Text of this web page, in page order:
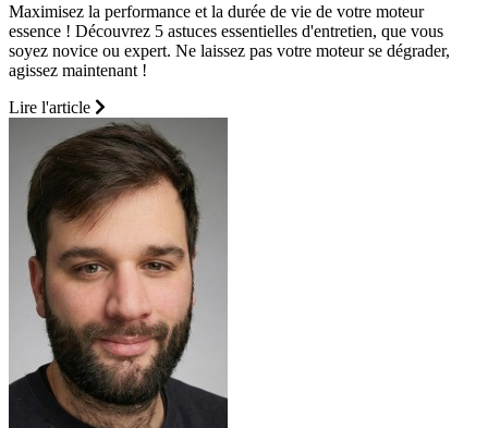
Maximisez la performance et la durée de vie de votre moteur
essence ! Découvrez 5 astuces essentielles d'entretien, que vous
soyez novice ou expert. Ne laissez pas votre moteur se dégrader,
agissez maintenant !
Lire l'article